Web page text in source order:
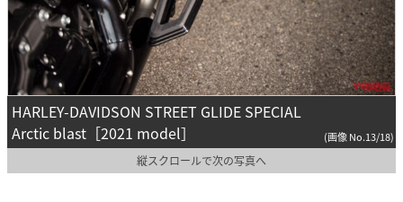
HARLEY-DAVIDSON STREET GLIDE SPECIAL
Arctic blast［2021 model］
(画像 No.13/18)
縦スクロールで次の写真へ